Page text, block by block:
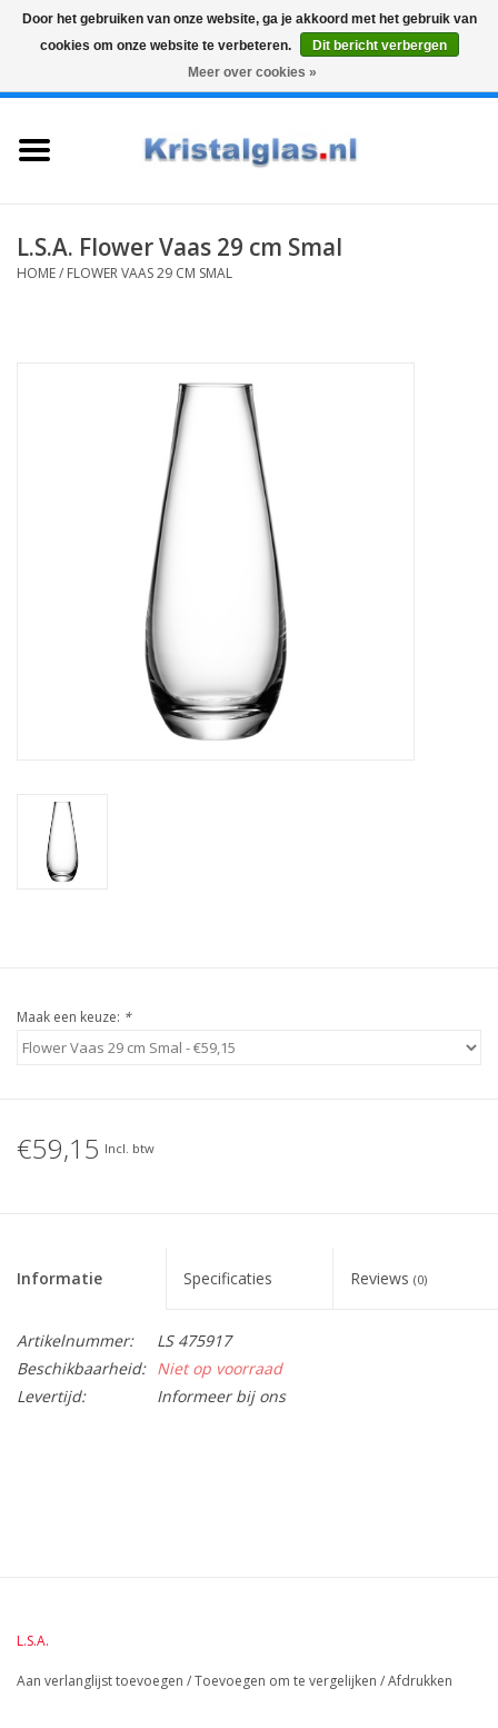
Graveren
Karaffen
L.S.A. Flower Vaas 29 cm Smal
HOME/ FLOWER VAAS 29 CM SMAL
Maak een keuze: *
€59,15 Incl. btw
Informatie Specificaties Reviews (0)
Artikelnummer:
LS 475917
Beschikbaarheid: Niet op voorraad
Levertijd:
Informeer bij ons
L.S.A.
Aan verlanglijst toevoegen /Toevoegen om te vergelijken /Afdrukken
Door het gebruiken van onze website, ga je akkoord met het gebruik van
cookies om onze website te verbeteren.
Dit bericht verbergen
Meer over cookies »